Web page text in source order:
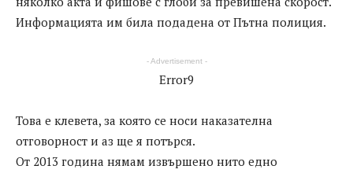
Информацията им била подадена от Пътна полиция.
- Advertisement -
Error9
Това е клевета, за която се носи наказателна
отговорност и аз ще я потърся.
От 2013 година нямам извършено нито едно